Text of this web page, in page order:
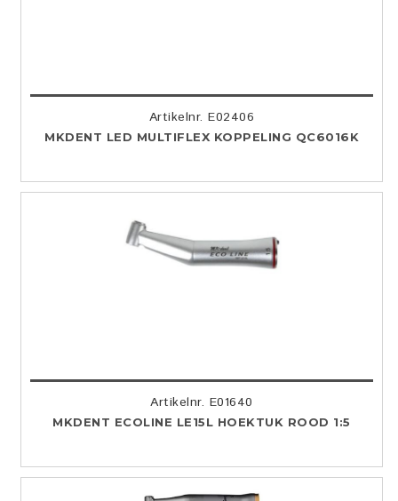
Artikelnr. E02406
MKDENT LED MULTIFLEX KOPPELING QC6016K
Artikelnr. E01640
MKDENT ECOLINE LE15L HOEKTUK ROOD 1:5